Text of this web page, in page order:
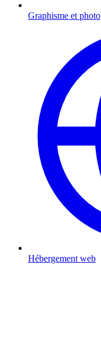
Graphisme et photo
Hébergement web